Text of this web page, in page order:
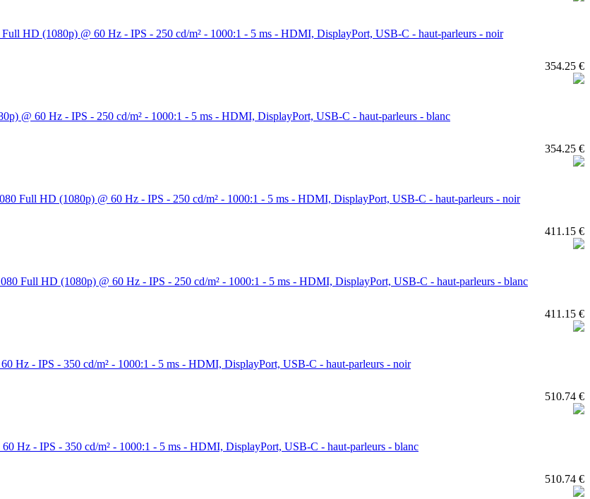
HD (1080p) @ 60 Hz - IPS - 250 cd/m² - 1000:1 - 5 ms - HDMI, DisplayPort, USB-C - haut-parleurs - noir
354.25 €
@ 60 Hz - IPS - 250 cd/m² - 1000:1 - 5 ms - HDMI, DisplayPort, USB-C - haut-parleurs - blanc
354.25 €
Full HD (1080p) @ 60 Hz - IPS - 250 cd/m² - 1000:1 - 5 ms - HDMI, DisplayPort, USB-C - haut-parleurs - noir
411.15 €
Full HD (1080p) @ 60 Hz - IPS - 250 cd/m² - 1000:1 - 5 ms - HDMI, DisplayPort, USB-C - haut-parleurs - blanc
411.15 €
- IPS - 350 cd/m² - 1000:1 - 5 ms - HDMI, DisplayPort, USB-C - haut-parleurs - noir
510.74 €
- IPS - 350 cd/m² - 1000:1 - 5 ms - HDMI, DisplayPort, USB-C - haut-parleurs - blanc
510.74 €